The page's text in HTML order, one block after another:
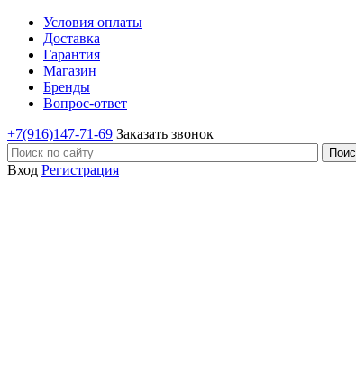
Условия оплаты
Доставка
Гарантия
Магазин
Бренды
Вопрос-ответ
+7(916)147-71-69 Заказать звонок
Вход Регистрация